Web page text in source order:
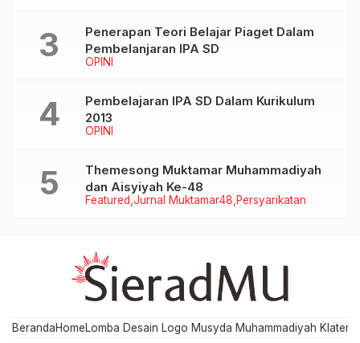
OPINI
Penerapan Teori Belajar Piaget Dalam
Pembelanjaran IPA SD
OPINI
Pembelajaran IPA SD Dalam Kurikulum
2013
Featured Jurnal Muktamar48 Persyarikatan
Themesong Muktamar Muhammadiyah
dan Aisyiyah Ke-48
BerandaHomeLomba Desain Logo Musyda Muhammadiyah Klaten